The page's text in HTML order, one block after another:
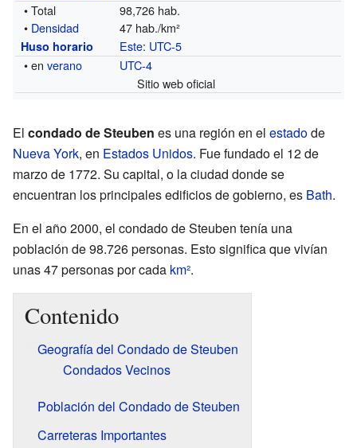
• Total
98,726 hab.
• Densidad 47 hab./km²
Huso horario Este: UTC-5
• enverano
UTC-4
Sitio web oficial
El condado de Steuben es una región en el estadode
Nueva York, en Estados Unidos. Fue fundado el 12 de
marzo de 1772. Su capital, o la ciudad donde se
encuentran los principales edificios de gobierno, es Bath.
En el año 2000, el condado de Steuben tenía una
población de 98.726 personas. Esto significa que vivían
unas 47 personas por cada km².
Contenido
Geografía del Condado de Steuben
Condados Vecinos
Población del Condado de Steuben
Carreteras Importantes